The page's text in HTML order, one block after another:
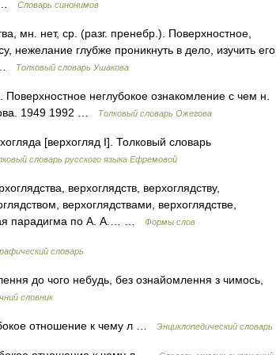
… Словарь синонимов
мн. нет, ср. (разг. пренебр.). Поверхностное,
нежелание глубже проникнуть в дело, изучить его.
…
Толковый словарь Ушакова
неглубокое ознакомление с чем н.
1949 1992 …
Толковый словарь Ожегова
[верхогляд I]. Толковый словарь
словарь русского языка Ефремовой
верхоглядств, верхоглядству,
верхоглядствами, верхоглядстве,
парадигма по А. А.… …
Формы слов
словарь
до чого небудь, без ознайомлення з чимось,
словник
отношение к чему л … Энциклопедический словарь